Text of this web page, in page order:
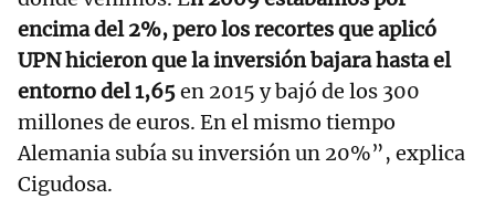
encima del 2%, pero los recortes que aplicó
UPN hicieron que la inversión bajara hasta el
entorno del 1,65en 2015 y bajó de los 300
millones de euros. En el mismo tiempo
Alemania subía su inversión un 20%”, explica
Cigudosa.